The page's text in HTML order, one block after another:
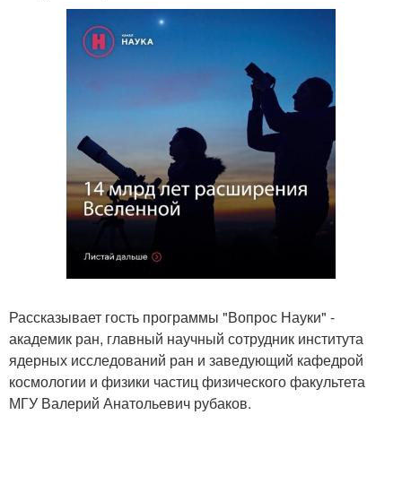
Рассказывает гость программы "Вопрос Науки" -
академик ран, главный научный сотрудник института
ядерных исследований ран и заведующий кафедрой
космологии и физики частиц физического факультета
МГУ Валерий Анатольевич рубаков.